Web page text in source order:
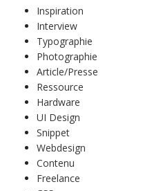
Inspiration
Interview
Typographie
Photographie
Article/Presse
Ressource
Hardware
UI Design
Snippet
Webdesign
Contenu
Freelance